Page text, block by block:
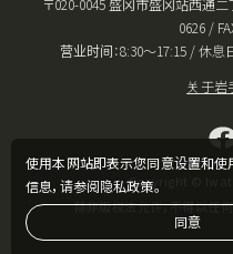
使用本网站即表示您同意设置和使
信息，请参阅隐私政策。
同意
〒020-0045 盛冈市盛冈站西通二
0626 /
营业时间：8:30〜17:15 / 休息
关于岩
Copyright ©
除非版权法允许，不得以任